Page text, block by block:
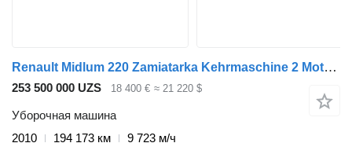
Renault Midlum 220 Zamiatarka Kehrmaschine 2 Motoren L/R
253 500 000 UZS 18 400 € ≈ 21 220 $
Уборочная машина
2010
194 173 км
9 723 м/ч